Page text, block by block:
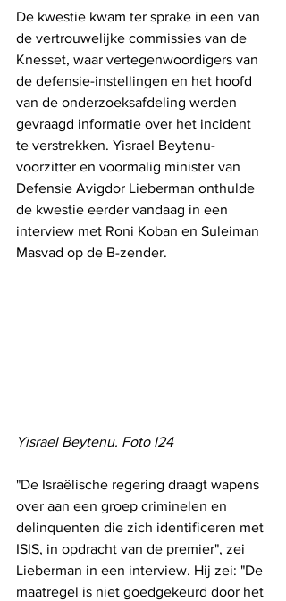
De kwestie kwam ter sprake in een van
de vertrouwelijke commissies van de
Knesset, waar vertegenwoordigers van
de defensie-instellingen en het hoofd
van de onderzoeksafdeling werden
gevraagd informatie over het incident
te verstrekken. Yisrael Beytenu-
voorzitter en voormalig minister van
Defensie Avigdor Lieberman onthulde
de kwestie eerder vandaag in een
interview met Roni Koban en Suleiman
Masvad op de B-zender.
Yisrael Beytenu. Foto I24
"De Israëlische regering draagt ​​wapens
over aan een groep criminelen en
delinquenten die zich identificeren met
ISIS, in opdracht van de premier", zei
Lieberman in een interview. Hij zei: "De
maatregel is niet goedgekeurd door het